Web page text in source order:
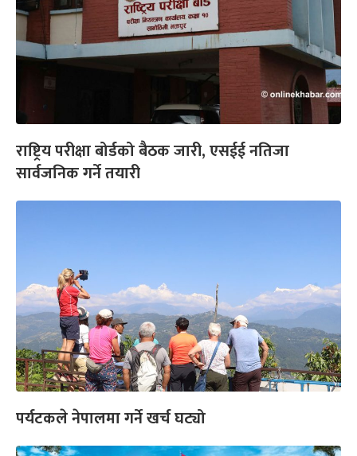
राष्ट्रिय परीक्षा बोर्डको बैठक जारी, एसईई नतिजा
सार्वजनिक गर्ने तयारी
पर्यटकले नेपालमा गर्ने खर्च घट्यो